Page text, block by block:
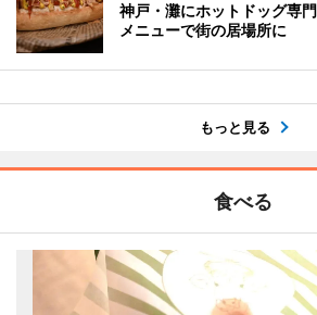
神戸・灘にホットドッグ専
メニューで街の居場所に
もっと見る
食べる